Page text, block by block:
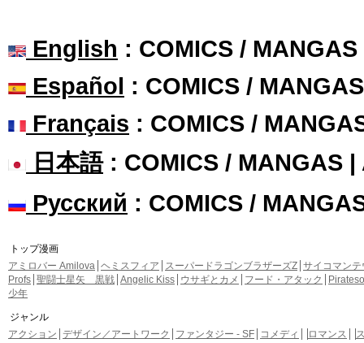
English : COMICS /
Español : COMICS /
Français : COMICS /
日本語: COMICS / MANGAS |
Русский : COMICS /
トップ漫画
アミロバー Amilova ヘミスフィア スーパードラゴンブラザーズZ サイコマンテ
Profs 聖闘士星矢 黒戦 Angelic Kiss ウサギとカメ フード・アタック
少年
ジャンル
アクション デザイン／アートワーク ファンタジー - SF コメディ ロマンス